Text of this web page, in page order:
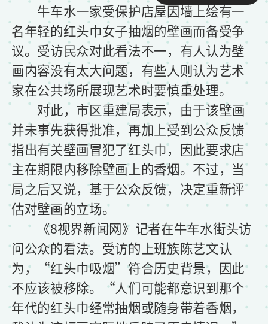
牛车水一家受保护店屋因墙上绘有一
名年轻的红头巾女子抽烟的壁画而备受争
议。受访民众对此看法不一，有人认为壁
画内容没有太大问题，有些人则认为艺术
家在公共场所展现艺术时要慎重处理。
对此，市区重建局表示，由于该壁画
并未事先获得批准，再加上受到公众反馈
指出有关壁画冒犯了红头巾，因此要求店
主在期限内移除壁画上的香烟。不过，当
局之后又说，基于公众反馈，决定重新评
估对壁画的立场。
《8视界新闻网》记者在牛车水街头访
问公众的看法。受访的上班族陈艺文认
为，“红头巾吸烟”符合历史背景，因此
不应该被移除。“人们可能都意识到那个
年代的红头巾经常抽烟或随身带着香烟，